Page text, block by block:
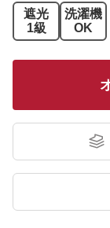
遮光
1級
洗濯機
OK